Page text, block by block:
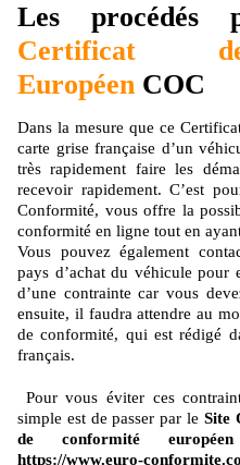
Les procédés
Certificat
Européen COC
Dans la mesure que ce
carte grise française d’un
très rapidement faire les
recevoir rapidement. C’est
Conformité, vous offre la
conformité en ligne tout en
Vous pouvez également
pays d’achat du véhicule pour
d’une contrainte car vous
ensuite, il faudra attendre au
de conformité, qui est rédigé
français.
Pour vous éviter ces
simple est de passer par le Site
de conformité
https://www.euro-